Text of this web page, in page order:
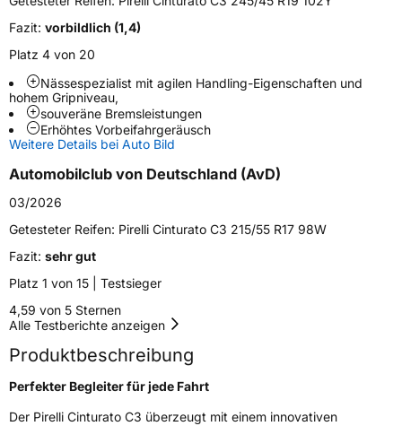
FahrzeugartPKW & SUV
Weitere Eigenschaften
SchlauchtypTL
ZustandNeureifen
VerstärktXL
EU Label
NasshaftungA
Rollgeräusch (Klasse)B
Fazit: vorbildlich (1,4)
Platz 4 von 20
Nässespezialist mit agilen Handling-Eigenschaften und
hohem Gripniveau,
souveräne Bremsleistungen
Erhöhtes Vorbeifahrgeräusch
Weitere Details bei Auto Bild
Automobilclub von Deutschland (AvD)
03/2026
Getesteter Reifen: Pirelli Cinturato C3 215/55 R17 98W
Fazit: sehr gut
Platz 1 von 15 | Testsieger
4,59 von 5 Sternen
Alle Testberichte anzeigen
Produktbeschreibung
Perfekter Begleiter für jede Fahrt
Der Pirelli Cinturato C3 überzeugt mit einem innovativen